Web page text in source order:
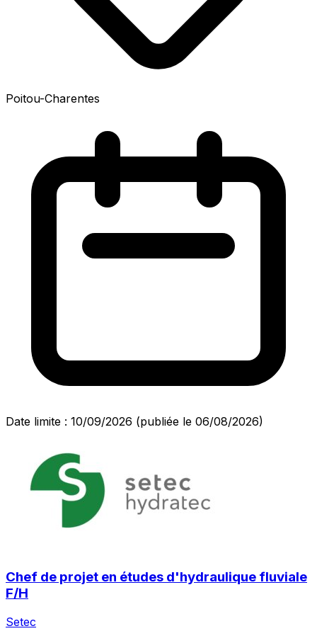
Poitou-Charentes
Date limite : 10/09/2026 (publiée le 06/08/2026)
Chef de projet en études d'hydraulique fluviale
F/H
Setec